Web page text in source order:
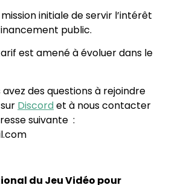
initiale de servir l’intérêt
public.
est amené à évoluer dans le
avez des questions à rejoindre
Discordet à nous contacter
suivante :
du Jeu Vidéo pour